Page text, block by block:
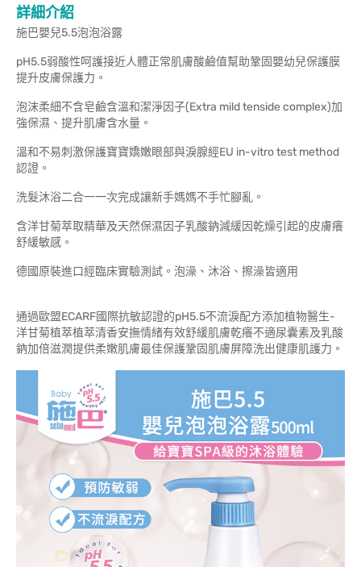
詳細介紹
施巴嬰兒5.5泡泡浴露
pH5.5弱酸性呵護接近人體正常肌膚酸鹼值幫助鞏固嬰幼兒保護膜
提升皮膚保護力。
泡沫柔細不含皂鹼含溫和潔淨因子(Extra mild tenside complex)加
強保濕、提升肌膚含水量。
溫和不易刺激保護寶寶嬌嫩眼部與淚腺經EU in-vitro test method
認證。
洗髮沐浴二合一一次完成讓新手媽媽不手忙腳亂。
含洋甘菊萃取精華及天然保濕因子乳酸鈉減緩因乾燥引起的皮膚癢
舒緩敏感。
德國原裝進口經臨床實驗測試。泡澡、沐浴、擦澡皆適用
通過歐盟ECARF國際抗敏認證的pH5.5不流淚配方添加植物醫生-
洋甘菊植萃植萃清香安撫情緒有效舒緩肌膚乾癢不適尿囊素及乳酸
鈉加倍滋潤提供柔嫩肌膚最佳保護鞏固肌膚屏障洗出健康肌護力。